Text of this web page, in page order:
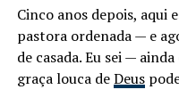
Cinco anos depois, aqui
pastora ordenada — e
de casada. Eu sei —
graça louca deDeus